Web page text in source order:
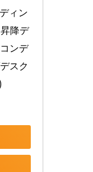
ィン
降デ
ンデ
スク